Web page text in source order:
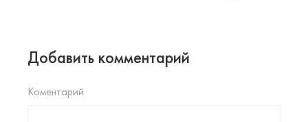
Добавить комментарий
Коментарий